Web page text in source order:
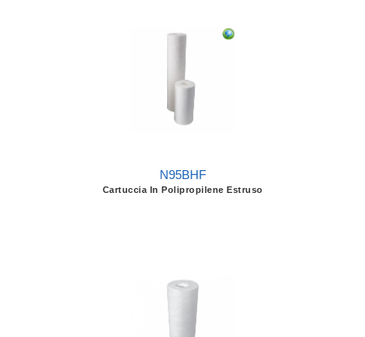
N95BHF
Cartuccia In Polipropilene Estruso